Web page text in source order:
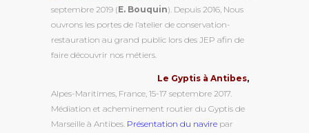
septembre 2019 (E. Bouquin). Depuis 2016, Nous
ouvrons les portes de l’atelier de conservation-
restauration au grand public lors des JEP afin de
faire découvrir nos métiers.
Le Gyptis à Antibes,
Alpes-Maritimes, France, 15-17 septembre 2017.
Médiation et acheminement routier du Gyptis de
Marseille à Antibes. Présentation du navire par